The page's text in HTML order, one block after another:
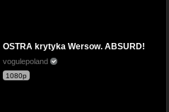
OSTRA krytyka Wersow. ABSURD!
vogulepoland
1080p